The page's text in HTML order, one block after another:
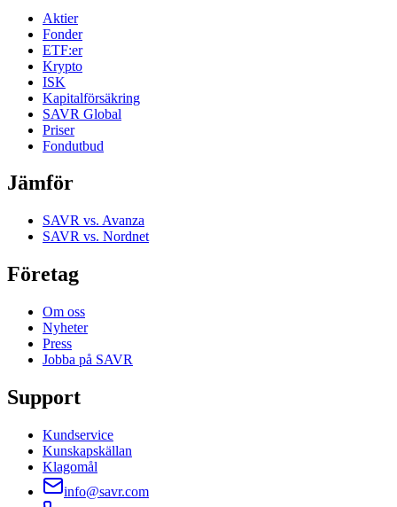
Aktier
Fonder
ETF:er
Krypto
ISK
Kapitalförsäkring
SAVR Global
Priser
Fondutbud
Jämför
SAVR vs. Avanza
SAVR vs. Nordnet
Företag
Om oss
Nyheter
Press
Jobba på SAVR
Support
Kundservice
Kunskapskällan
Klagomål
info@savr.com